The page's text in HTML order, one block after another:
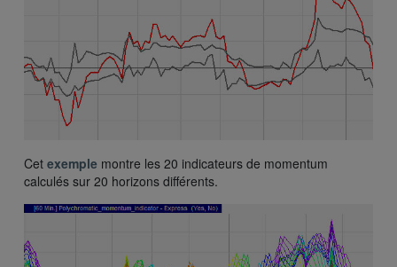
Cet exemple montre les 20 indicateurs de momentum
calculés sur 20 horizons différents.